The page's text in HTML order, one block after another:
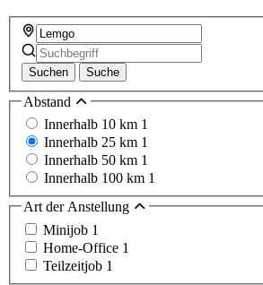
Suchen Suche
Abstand
Innerhalb 10 km 1
Innerhalb 25 km 1
Innerhalb 50 km 1
Innerhalb 100 km 1
Art der Anstellung
Minijob 1
Home-Office 1
Teilzeitjob 1